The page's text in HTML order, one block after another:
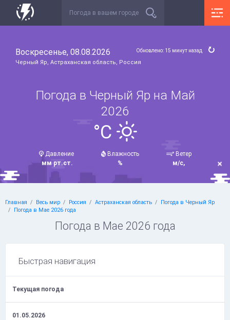
Воскресенье, 08.08.2026
Черный Яр, Астраханская область, Россия
Обновлено: 15 минут назад
Погода в Черный Яр на Май
2026
°C
Давление
мм рт.ст.
Влажность
%
Ветер
м/с,
Главная Весь мир Россия Астраханская область
Погода в Черный Яр
Погода в Мае 2026 года
Погода в Мае 2026 года
Быстрая навигация
Текущая погода
01.05.2026